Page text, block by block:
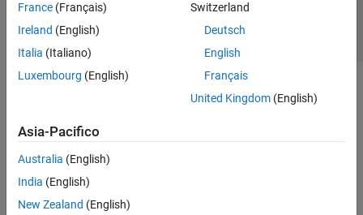
France (Français)
Ireland (English)
Italia (Italiano)
Luxembourg (English)
Switzerland
Deutsch
English
Français
United Kingdom(English)
Asia-Pacifico
Australia (English)
India (English)
New Zealand (English)